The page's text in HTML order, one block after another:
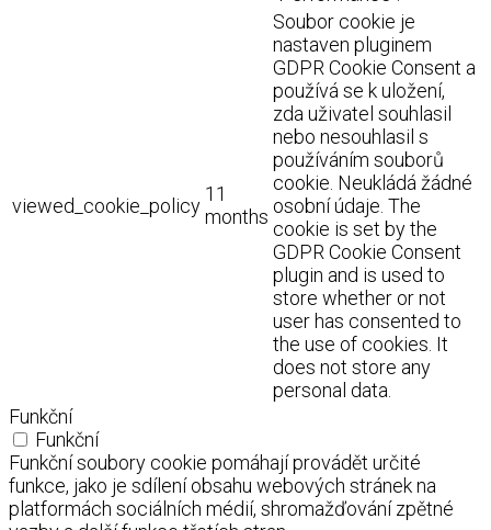
viewed_cookie_policy
11
months
Soubor cookie je
nastaven pluginem
GDPR Cookie Consent a
používá se k uložení,
zda uživatel souhlasil
nebo nesouhlasil s
používáním souborů
cookie. Neukládá žádné
osobní údaje. The
cookie is set by the
GDPR Cookie Consent
plugin and is used to
store whether or not
user has consented to
the use of cookies. It
does not store any
personal data.
Funkční
Funkční
Funkční soubory cookie pomáhají provádět určité
funkce, jako je sdílení obsahu webových stránek na
platformách sociálních médií, shromažďování zpětné